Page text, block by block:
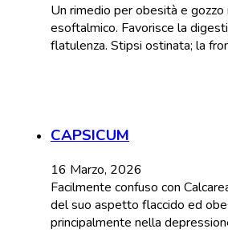
Un rimedio per obesità e
esoftalmico. Favorisce la
flatulenza. Stipsi ostinata; la
CAPSICUM
16 Marzo, 2026
Facilmente confuso con
del suo aspetto flaccido ed
principalmente nella